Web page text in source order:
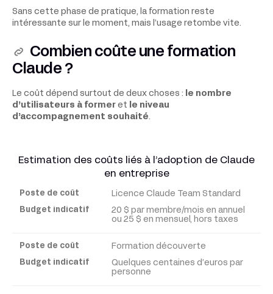
Sans cette phase de pratique, la formation reste
intéressante sur le moment, mais l’usage retombe vite.
Combien coûte une formation
Claude ?
Le coût dépend surtout de deux choses :
le nombre
d’utilisateurs à former et
le niveau
d’accompagnement souhaité.
Estimation des coûts liés à l’adoption de Claude
en entreprise
Poste
de
Budget
Licence Claude Team Standard
20 $ par membre/mois en annuel
ou 25 $ en mensuel, hors taxes
Formation découverte
Quelques centaines d’euros par
personne